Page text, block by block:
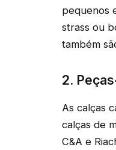
pequenos
strass ou
também
2.
As calças
calças de
C&A e